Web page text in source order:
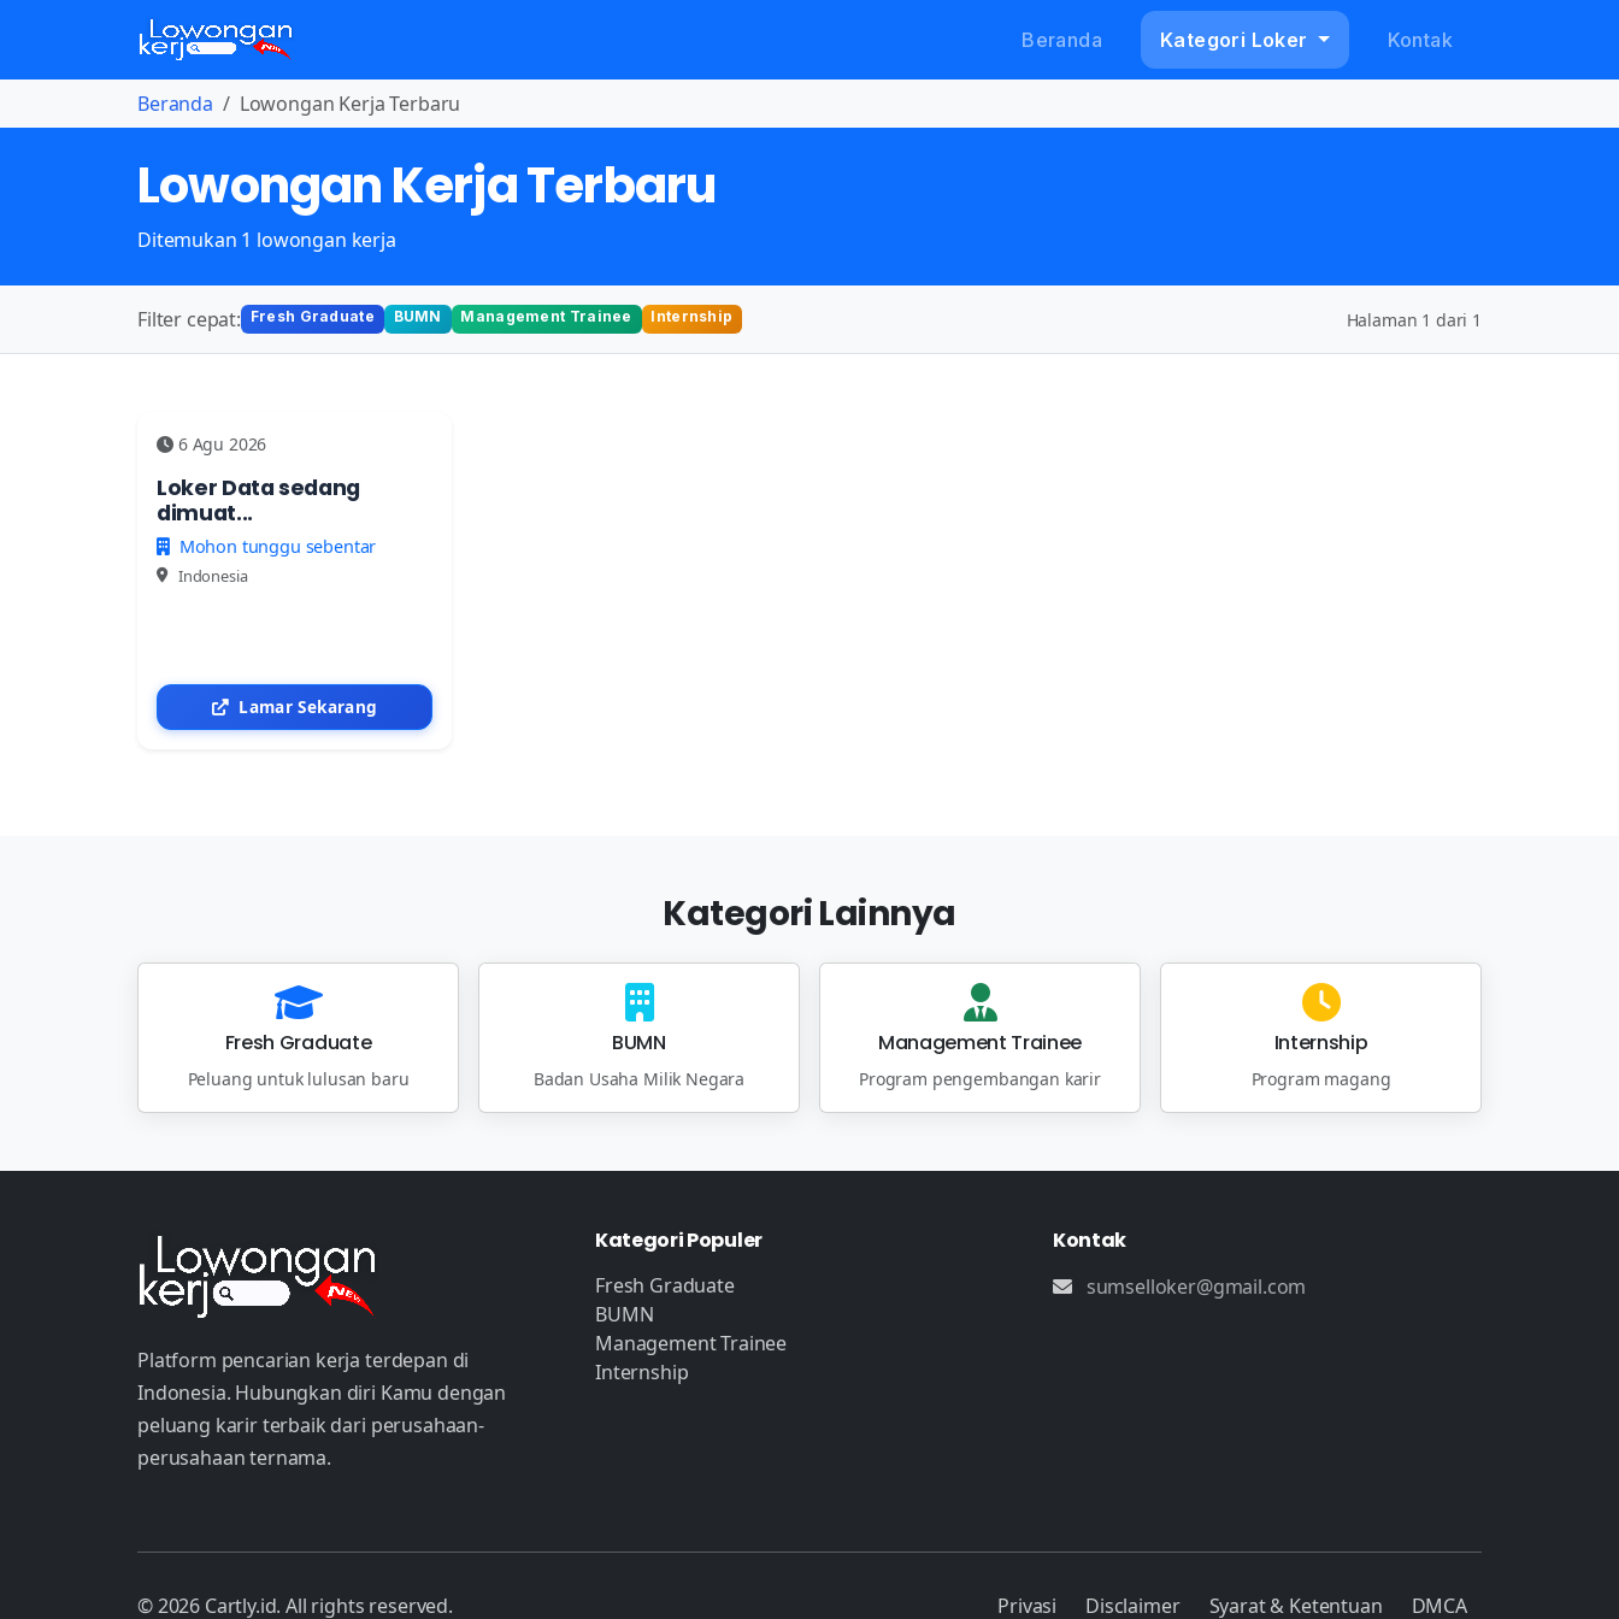
Beranda Kategori Loker Kontak
Beranda Lowongan Kerja Terbaru
Lowongan Kerja Terbaru
Ditemukan 1 lowongan kerja
Filter cepat: Fresh Graduate BUMN Management Trainee Internship Halaman 1 dari 1
6 Agu 2026
Loker Data sedang
dimuat...
Mohon tunggu sebentar
Indonesia
Lamar Sekarang
Kategori Lainnya
Fresh Graduate
Peluang untuk lulusan baru
BUMN
Badan Usaha Milik Negara
Management Trainee
Program pengembangan karir
Internship
Program magang
Platform pencarian kerja terdepan di
Indonesia. Hubungkan diri Kamu dengan
peluang karir terbaik dari perusahaan-
perusahaan ternama.
Kategori Populer
Fresh Graduate
BUMN
Management Trainee
Internship
Kontak
sumselloker@gmail.com
© 2026 Cartly.id. All rights reserved. Privasi Disclaimer Syarat & Ketentuan DMCA